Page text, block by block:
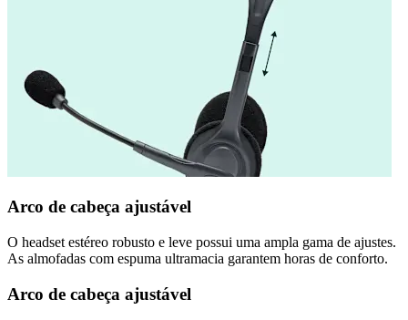
Arco de cabeça ajustável
O headset estéreo robusto e leve possui uma ampla gama de ajustes.
As almofadas com espuma ultramacia garantem horas de conforto.
Arco de cabeça ajustável